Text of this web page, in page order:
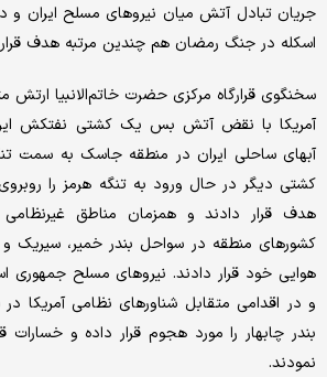
جریان تبادل آتش میان نیروهای مسلح ایران
اسکله در جنگ رمضان هم چندین مرتبه هدف
سخنگوی قرارگاه مرکزی حضرت خاتم‌الانبیا ارتش
آمریکا با نقض آتش بس یک کشتی نفتکش
آبهای ساحلی ایران در منطقه جاسک به سمت
کشتی دیگر در حال ورود به تنگه هرمز را روبروی
هدف قرار دادند و همزمان مناطق غیرنظامی
کشورهای منطقه در سواحل بندر خمیر، سیریک
هوایی خود قرار دادند. نیروهای مسلح جمهوری
و در اقدامی متقابل شناورهای نظامی آمریکا
بندر چابهار را مورد هجوم قرار داده و خسارات
نمودند.